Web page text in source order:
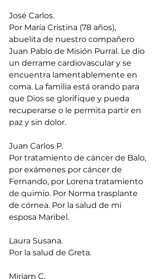
José Carlos.
Por María Cristina (78 años),
abuelita de nuestro compañero
Juan Pablo de Misión Purral. Le dio
un derrame cardiovascular y se
encuentra lamentablemente en
coma. La familia está orando para
que Dios se glorifique y pueda
recuperarse o le permita partir en
paz y sin dolor.
Juan Carlos P.
Por tratamiento de cáncer de Balo,
por exámenes por cáncer de
Fernando, por Lorena tratamiento
de quimio. Por Norma trasplante
de córnea. Por la salud de mi
esposa Maribel.
Laura Susana.
Por la salud de Greta.
Miriam C.